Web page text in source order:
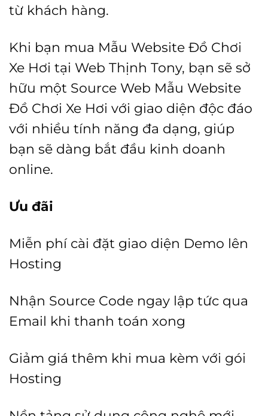
từ khách hàng.
Khi bạn mua Mẫu Website Đồ Chơi
Xe Hơi tại Web Thịnh Tony, bạn sẽ sở
hữu một Source Web Mẫu Website
Đồ Chơi Xe Hơi với giao diện độc đáo
với nhiều tính năng đa dạng, giúp
bạn sẽ dàng bắt đầu kinh doanh
online.
Ưu đãi
Miễn phí cài đặt giao diện Demo lên
Hosting
Nhận Source Code ngay lập tức qua
Email khi thanh toán xong
Giảm giá thêm khi mua kèm với gói
Hosting